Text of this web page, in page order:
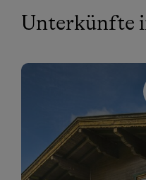
Unterkünfte